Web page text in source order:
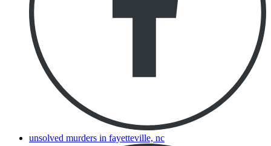
unsolved murders in fayetteville, nc